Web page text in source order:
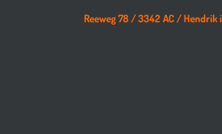
Reeweg 78 /3342 AC /Hendrik